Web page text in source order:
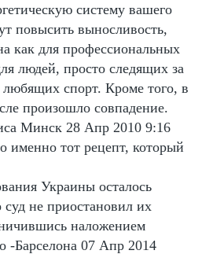
систему вашего
повысить выносливость,
как для профессиональных
людей, просто следящих за
спорт. Кроме того, в
произошло совпадение.
Минск 28 Апр 2010 9:16
именно тот рецепт, который
Украины осталось
не приостановил их
наложением
-Барселона 07 Апр 2014